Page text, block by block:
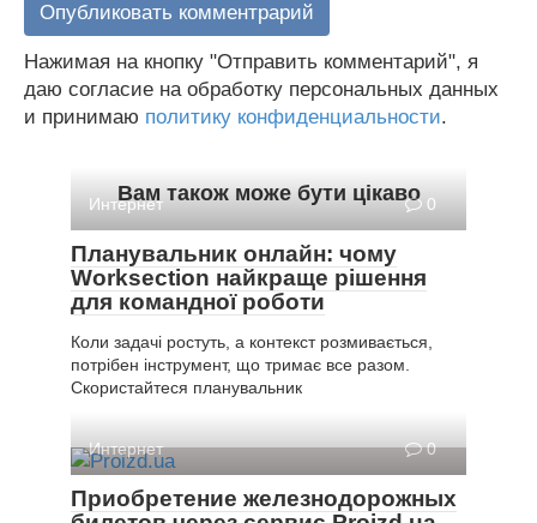
Нажимая на кнопку "Отправить комментарий", я
даю согласие на обработку персональных данных
и принимаю политику конфиденциальности.
Вам також може бути цікаво
Интернет 0
Планувальник онлайн: чому
Worksection найкраще рішення
для командної роботи
Коли задачі ростуть, а контекст розмивається,
потрібен інструмент, що тримає все разом.
Скористайтеся планувальник
Интернет 0
Приобретение железнодорожных